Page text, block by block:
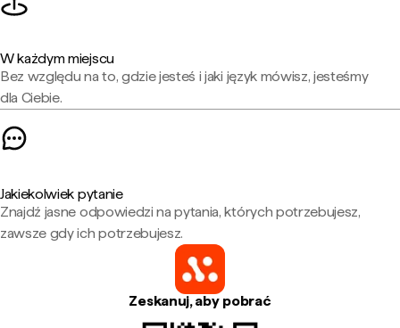
W każdym miejscu
Bez względu na to, gdzie jesteś i jaki język mówisz, jesteśmy
dla Ciebie.
Jakiekolwiek pytanie
Znajdź jasne odpowiedzi na pytania, których potrzebujesz,
zawsze gdy ich potrzebujesz.
Zeskanuj, aby pobrać